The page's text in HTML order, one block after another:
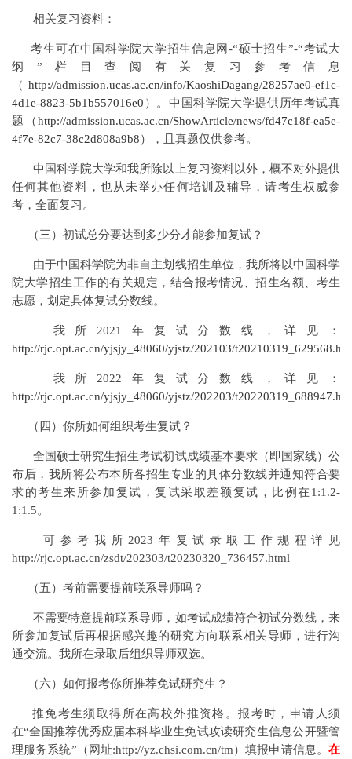
相关复习资料：
考生可在中国科学院大学招生信息网-“硕士招生”-“考试大
纲”栏目查阅有关复习参考信息
（ http://admission.ucas.ac.cn/info/KaoshiDagang/28257ae0-ef1c-
4d1e-8823-5b1b557016e0 ）。中国科学院大学提供历年考试真
题（http://admission.ucas.ac.cn/ShowArticle/news/fd47c18f-ea5e-
4f7e-82c7-38c2d808a9b8），且真题仅供参考。
中国科学院大学和我所除以上复习资料以外，概不对外提供
任何其他资料，也从未举办任何培训及辅导，请考生权威参
考，全面复习。
（三）初试总分要达到多少分才能参加复试？
由于中国科学院为非自主划线招生单位，我所将以中国科学
院大学招生工作的有关规定，结合报考情况、招生名额、考生
志愿，划定具体复试分数线。
我所2021年复试分数线，详见：
http://rjc.opt.ac.cn/yjsjy_48060/yjstz/202103/
我所2022年复试分数线，详见：
http://rjc.opt.ac.cn/yjsjy_48060/yjstz/202203/
（四）你所如何组织考生复试？
全国硕士研究生招生考试初试成绩基本要求（即国家线）公
布后，我所将公布本所各招生专业的具体分数线并通知符合要
求的考生来所参加复试，复试采取差额复试，比例在1:1.2-
1:1.5。
可参考我所2023年复试录取工作规程详见
http://rjc.opt.ac.cn/zsdt/202303/t20230320_736457.html
（五）考前需要提前联系导师吗？
不需要特意提前联系导师，如考试成绩符合初试分数线，来
所参加复试后再根据感兴趣的研究方向联系相关导师，进行沟
通交流。我所在录取后组织导师双选。
（六）如何报考你所推荐免试研究生？
推免考生须取得所在高校外推资格。报考时，申请人须
在“全国推荐优秀应届本科毕业生免试攻读研究生信息公开暨管
理服务系统”（网址:http://yz.chsi.com.cn/tm）填报申请信息。 在